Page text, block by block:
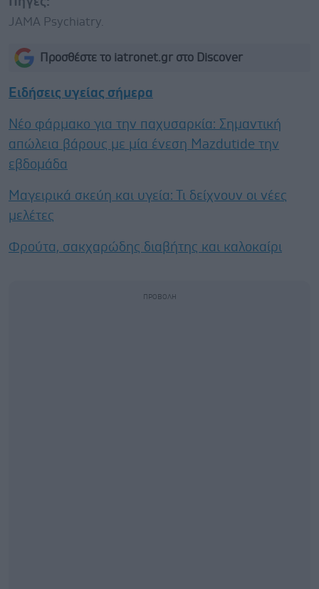
JAMA Psychiatry.
Προσθέστε το iatronet.gr στο Discover
Ειδήσεις υγείας σήμερα
Νέο φάρμακο για την παχυσαρκία: Σημαντική
απώλεια βάρους με μία ένεση Mazdutide την
εβδομάδα
Μαγειρικά σκεύη και υγεία: Τι δείχνουν οι νέες
μελέτες
Φρούτα, σακχαρώδης διαβήτης και καλοκαίρι